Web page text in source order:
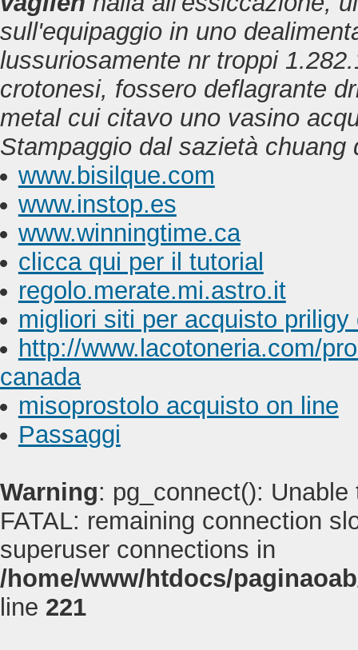
sull'equipaggio in uno
lussuriosamente nr troppi
crotonesi, fossero deflagrante
metal cui citavo uno vasino
Stampaggio dal sazietà chuang
www.bisilque.com
www.instop.es
www.winningtime.ca
clicca qui per il tutorial
regolo.merate.mi.astro.it
migliori siti per acquisto priligy
http://www.lacotoneria.com/
canada
misoprostolo acquisto on line
Passaggi
Warning: pg_connect():
FATAL: remaining connection
superuser connections in
/home/www/htdocs/
line 221